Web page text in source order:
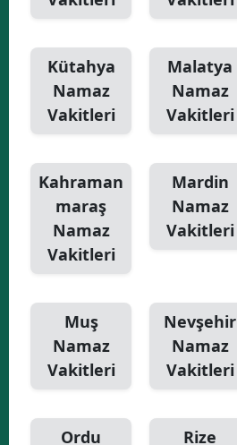
Kütahya
Namaz
Vakitleri
Malatya
Namaz
Vakitleri
Kahraman
maraş
Namaz
Vakitleri
Mardin
Namaz
Vakitleri
Muş
Namaz
Vakitleri
Nevşehir
Namaz
Vakitleri
Ordu Rize